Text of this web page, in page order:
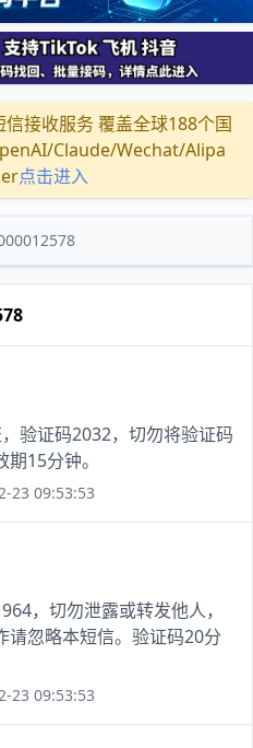
接收服务 覆盖全球188个国
Claude/Wechat/Alipa
点击进入
验证码2032，切勿将验证码
15分钟。
23 09:53:53
，切勿泄露或转发他人，
请忽略本短信。验证码20分
23 09:53:53